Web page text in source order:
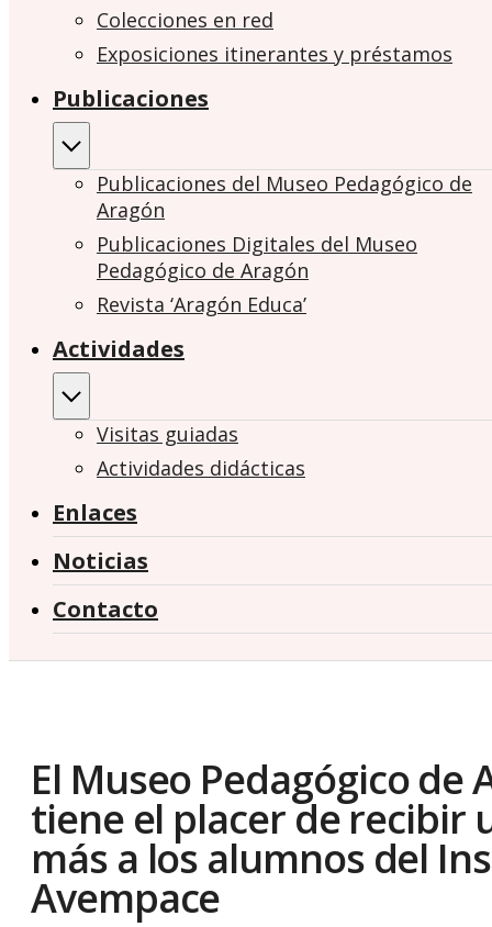
Colecciones en red
Exposiciones itinerantes y préstamos
Publicaciones
Publicaciones del Museo Pedagógico de
Aragón
Publicaciones Digitales del Museo
Pedagógico de Aragón
Revista ‘Aragón Educa’
Actividades
Visitas guiadas
Actividades didácticas
Enlaces
Noticias
Contacto
El Museo Pedagógico de
tiene el placer de recibir
más a los alumnos del
Avempace